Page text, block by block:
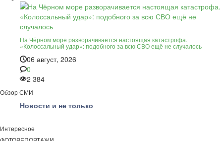
На Чёрном море разворачивается настоящая катастрофа.
«Колоссальный удар»: подобного за всю СВО ещё не случалось
06 август, 2026
0
2 384
Обзор СМИ
Новости и не только
Интересное